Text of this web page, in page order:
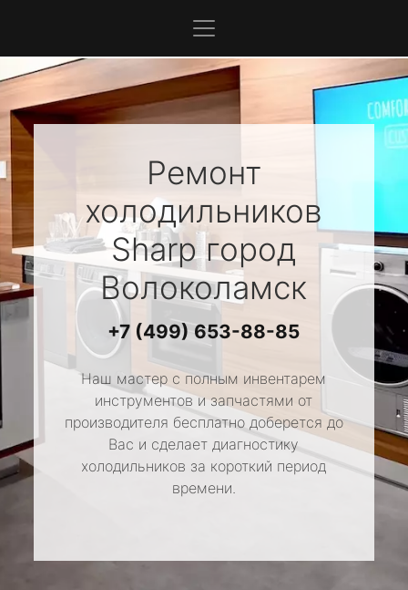
Ремонт
холодильников
Sharpгород
Волоколамск
+7 (499) 653-88-85
Наш мастер с полным инвентарем
инструментов и запчастями от
производителя бесплатно доберется до
Вас и сделает диагностику
холодильников за короткий период
времени.